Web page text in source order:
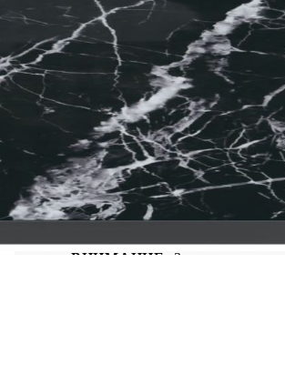
изработена от закалено стъкло и
боядисана стомана, което я прави
здрава и стабилна. Крайната маса се
лесно с влажна кърпа. Нещо
осигурява допълнително място за
вашите принадлежности.
Цвят: Черен
Материал: Закалено стъкло,
боядисана стомана
Размери: 200 x 35 x 75,5 см (Д
ВНИМАНИЕ:
За да се